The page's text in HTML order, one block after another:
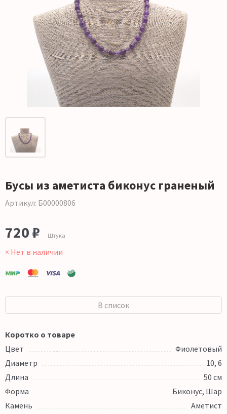
Бусы из аметиста биконус граненый
Артикул: Б00000806
720 ₽ Штука
× Нет в наличии
В список
Коротко о товаре
Цвет
Фиолетовый
Диаметр
10, 6
Длина
50 см
Форма
Биконус, Шар
Камень
Аметист